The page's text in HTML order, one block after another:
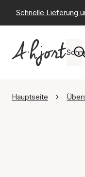
Schnelle Lieferung
Hauptseite